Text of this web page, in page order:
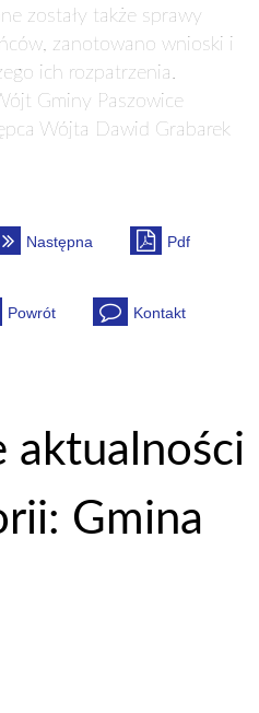
zostały także sprawy
zanotowano wnioski i
ich rozpatrzenia.
Gminy Paszowice
Wójta Dawid Grabarek
Następna Pdf
Powrót Kontakt
aktualności
Gmina